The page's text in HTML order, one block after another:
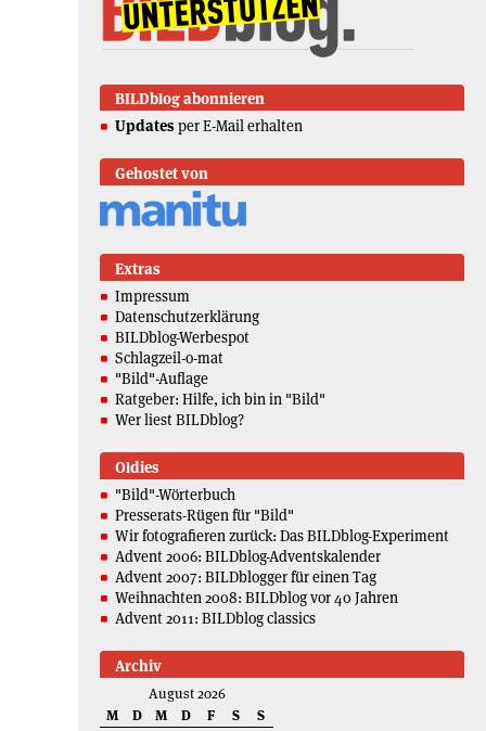
BILDblog abonnieren
Updates per E-Mail erhalten
Gehostet von
Extras
Impressum
Datenschutzerklärung
BILDblog-Werbespot
Schlagzeil-o-mat
"Bild"-Auflage
Ratgeber: Hilfe, ich bin in "Bild"
Wer liest BILDblog?
Oldies
"Bild"-Wörterbuch
Presserats-Rügen für "Bild"
Wir fotografieren zurück: Das BILDblog-Experiment
Advent 2006: BILDblog-Adventskalender
Advent 2007: BILDblogger für einen Tag
Weihnachten 2008: BILDblog vor 40 Jahren
Advent 2011: BILDblog classics
Archiv
August 2026
M
D M D F S
S